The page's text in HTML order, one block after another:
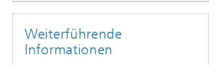
Weiterführende
Informationen